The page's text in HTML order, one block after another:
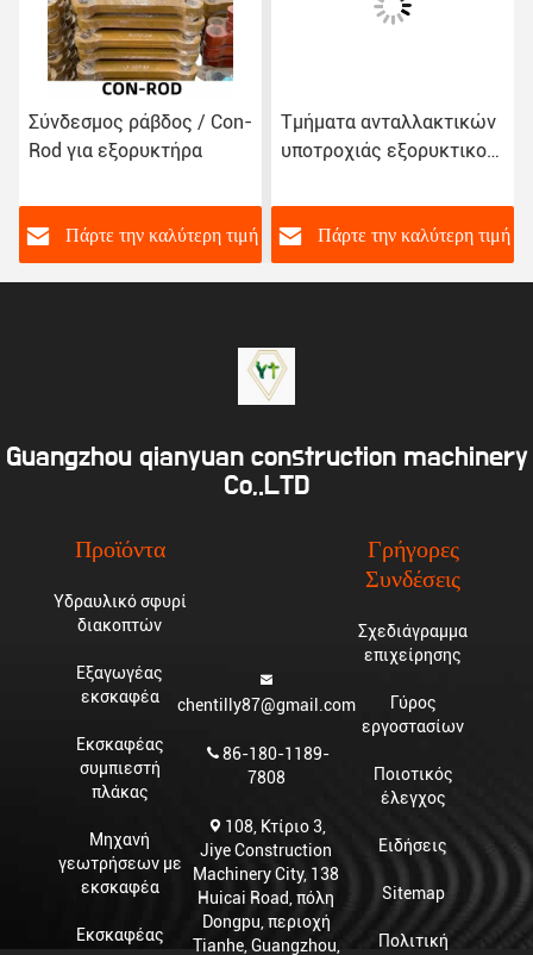
Σύνδεσμος ράβδος / Con-
Rod για εξορυκτήρα
Πάρτε την καλύτερη τιμή
Τμήματα ανταλλακτικών
υποτροχιάς εξορυκτικού
Πάρτε την καλύτερη τιμή
Guangzhou qianyuan construction machinery
Co,.LTD
Προϊόντα
Υδραυλικό σφυρί
διακοπτών
Εξαγωγέας
εκσκαφέα
Εκσκαφέας
συμπιεστή
πλάκας
Μηχανή
γεωτρήσεων με
εκσκαφέα
Εκσκαφέας
chentilly87@gmail.com
86-180-1189-
7808
108, Κτίριο 3,
Jiye Construction
Machinery City, 138
Huicai Road, πόλη
Dongpu, περιοχή
Tianhe, Guangzhou,
Γρήγορες
Συνδέσεις
Σχεδιάγραμμα
επιχείρησης
Γύρος
εργοστασίων
Ποιοτικός
έλεγχος
Ειδήσεις
Sitemap
Πολιτική